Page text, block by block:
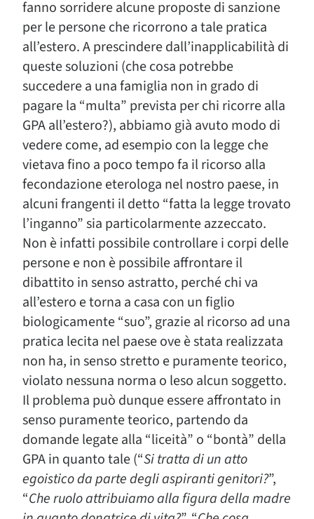
fanno sorridere alcune proposte di sanzione
per le persone che ricorrono a tale pratica
all’estero. A prescindere dall’inapplicabilità di
queste soluzioni (che cosa potrebbe
succedere a una famiglia non in grado di
pagare la “multa” prevista per chi ricorre alla
GPA all’estero?), abbiamo già avuto modo di
vedere come, ad esempio con la legge che
vietava fino a poco tempo fa il ricorso alla
fecondazione eterologa nel nostro paese, in
alcuni frangenti il detto “fatta la legge trovato
l’inganno” sia particolarmente azzeccato.
Non è infatti possibile controllare i corpi delle
persone e non è possibile affrontare il
dibattito in senso astratto, perché chi va
all’estero e torna a casa con un figlio
biologicamente “suo”, grazie al ricorso ad una
pratica lecita nel paese ove è stata realizzata
non ha, in senso stretto e puramente teorico,
violato nessuna norma o leso alcun soggetto.
Il problema può dunque essere affrontato in
senso puramente teorico, partendo da
domande legate alla “liceità” o “bontà” della
GPA in quanto tale (“Si tratta di un atto
egoistico da parte degli aspiranti genitori?”,
“Che ruolo attribuiamo alla figura della madre